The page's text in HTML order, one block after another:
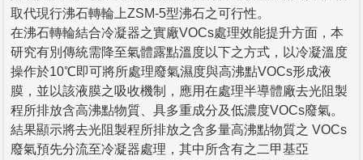
取代現行沸石轉輪上ZSM-5型沸石之可行性。
在沸石轉輪結合冷凝器之實廠VOCs處理效能提升方面，本
研究有別傳統需降至氣體露點溫度以下之方式，以冷凝溫度
操作於10℃即可將所處理廢氣濕度與高沸點VOCs形成液
膜，並以該液膜之吸收機制，應用在處理半導體廠去光阻製
程所排放含高沸點物質、具多重成分及低濃度VOCs廢氣。
結果顯示將去光阻製程所排放之含多量高沸點物質之 VOCs
廢氣預先分流至冷凝器處理，其中所含有之二甲基亞